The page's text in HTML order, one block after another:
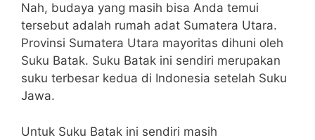
Nah, budaya yang masih bisa Anda temui
tersebut adalah rumah adat Sumatera Utara.
Provinsi Sumatera Utara mayoritas dihuni oleh
Suku Batak. Suku Batak ini sendiri merupakan
suku terbesar kedua di Indonesia setelah Suku
Jawa.
Untuk Suku Batak ini sendiri masih